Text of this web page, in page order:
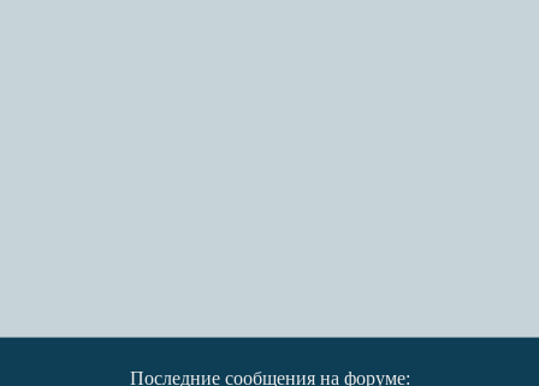
Последние сообщения на форуме: